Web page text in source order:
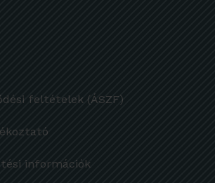
feltételek (ÁSZF)
információk